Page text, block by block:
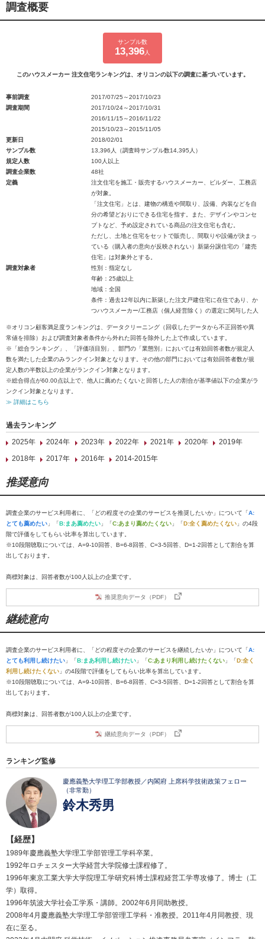
調査概要
サンプル数
13,396 人
このハウスメーカー 注文住宅ランキングは、オリコンの以下の調査に基づいています。
事前調査
2017/07/25～2017/10/23
調査期間
2017/10/24～2017/10/31
2016/11/15～2016/11/22
2015/10/23～2015/11/05
更新日
2018/02/01
サンプル数
13,396人（調査時サンプル数14,395人）
規定人数
100人以上
調査企業数
48社
定義
注文住宅を施工・販売するハウスメーカー、ビルダー、工務店
が対象。
「注文住宅」とは、建物の構造や間取り、設備、内装などを自
分の希望どおりにできる住宅を指す。また、デザインやコンセ
プトなど、予め設定されている商品の注文住宅も含む。
ただし、土地と住宅をセットで販売し、間取りや設備が決まっ
ている（購入者の意向が反映されない）新築分譲住宅の「建売
住宅」は対象外とする。
調査対象者
性別：指定なし
年齢：25歳以上
地域：全国
条件：過去12年以内に新築した注文戸建住宅に在住であり、か
つハウスメーカー/工務店（個人経営除く）の選定に関与した人
※オリコン顧客満足度ランキングは、データクリーニング（回収したデータから不正回答や異
常値を排除）および調査対象者条件から外れた回答を除外した上で作成しています。
※「総合ランキング」、「評価項目別」、部門の「業態別」においては有効回答者数が規定人
数を満たした企業のみランクイン対象となります。その他の部門においては有効回答者数が規
定人数の半数以上の企業がランクイン対象となります。
※総合得点が60.00点以上で、他人に薦めたくないと回答した人の割合が基準値以下の企業がラ
ンクイン対象となります。
≫ 詳細はこちら
過去ランキング
2025年
2024年 2023年 2022年 2021年 2020年
2019年
2018年
2017年 2016年 2014-2015年
推奨意向
調査企業のサービス利用者に、「どの程度その企業のサービスを推奨したいか」について「A:
とても薦めたい 」「B:まあ薦めたい 」「C:あまり薦めたくない 」「D:全く薦めたくない 」の4段
階で評価をしてもらい比率を算出しています。
※10段階聴取については、A=9-10回答、B=6-8回答、C=3-5回答、D=1-2回答として割合を算
出しております。
商標対象は、回答者数が100人以上の企業です。
推奨意向データ（PDF）
継続意向
調査企業のサービス利用者に、「どの程度その企業のサービスを継続したいか」について「A:
とても利用し続けたい 」「B:まあ利用し続けたい 」「C:あまり利用し続けたくない 」「D:全く
利用し続けたくない 」の4段階で評価をしてもらい比率を算出しています。
※10段階聴取については、A=9-10回答、B=6-8回答、C=3-5回答、D=1-2回答として割合を算
出しております。
商標対象は、回答者数が100人以上の企業です。
継続意向データ（PDF）
ランキング監修
慶應義塾大学理工学部教授／内閣府 上席科学技術政策フェロー
（非常勤）
鈴木秀男
【経歴】
1989年慶應義塾大学理工学部管理工学科卒業。
1992年ロチェスター大学経営大学院修士課程修了。
1996年東京工業大学大学院理工学研究科博士課程経営工学専攻修了。博士（工
学）取得。
1996年筑波大学社会工学系・講師。2002年6月同助教授。
2008年4月慶應義塾大学理工学部管理工学科・准教授。2011年4月同教授、現
在に至る。